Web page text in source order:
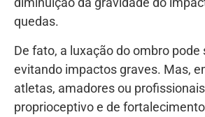
quedas.
De fato, a luxação do ombro pode
evitando impactos graves. Mas,
atletas, amadores ou
proprioceptivo e de